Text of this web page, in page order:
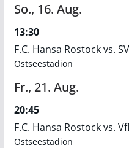
So., 16. Aug.
13:30
F.C. Hansa Rostock vs.
Ostseestadion
Fr., 21. Aug.
20:45
F.C. Hansa Rostock vs.
Ostseestadion